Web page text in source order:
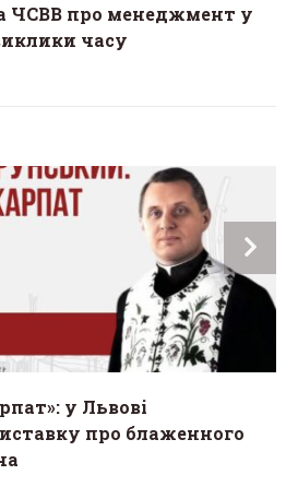
ЧСВВ про менеджмент у
часу
у Львові
про блаженного